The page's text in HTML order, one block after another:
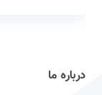
درباره ما